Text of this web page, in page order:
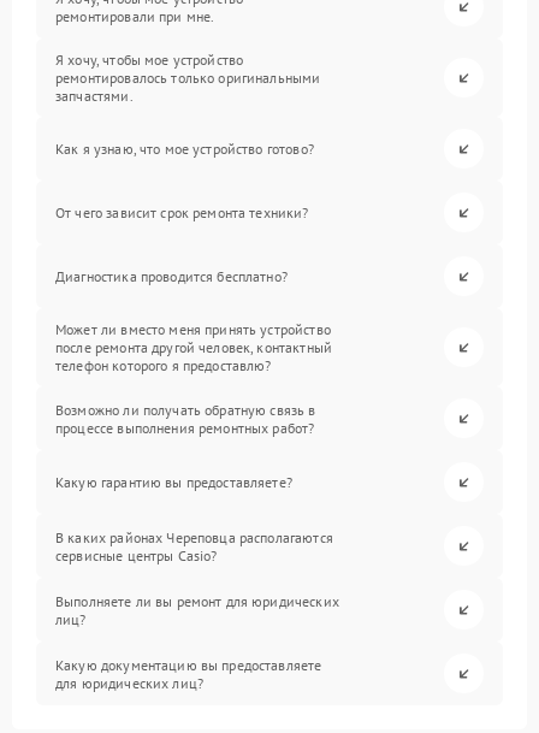
ремонтировали при мне.
Я хочу, чтобы мое устройство
ремонтировалось только оригинальными
запчастями.
Как я узнаю, что мое устройство готово?
От чего зависит срок ремонта техники?
Диагностика проводится бесплатно?
Может ли вместо меня принять устройство
после ремонта другой человек, контактный
телефон которого я предоставлю?
Возможно ли получать обратную связь в
процессе выполнения ремонтных работ?
Какую гарантию вы предоставляете?
В каких районах Череповца располагаются
сервисные центры Casio?
Выполняете ли вы ремонт для юридических
лиц?
Какую документацию вы предоставляете
для юридических лиц?